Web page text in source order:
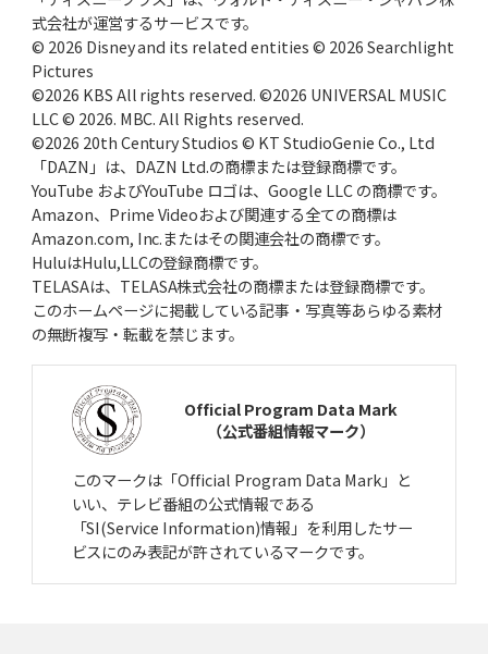
式会社が運営するサービスです。
© 2026 Disney and its related entities © 2026 Searchlight
Pictures
©2026 KBS All rights reserved. ©2026 UNIVERSAL MUSIC
LLC © 2026. MBC. All Rights reserved.
©2026 20th Century Studios © KT StudioGenie Co., Ltd
「DAZN」は、DAZN Ltd.の商標または登録商標です。
YouTube およびYouTube ロゴは、Google LLC の商標です。
Amazon、Prime Videoおよび関連する全ての商標は
Amazon.com, Inc.またはその関連会社の商標です。
HuluはHulu,LLCの登録商標です。
TELASAは、TELASA株式会社の商標または登録商標です。
このホームページに掲載している記事・写真等あらゆる素材
の無断複写・転載を禁じます。
Official Program Data Mark
（公式番組情報マーク）
このマークは「Official Program Data Mark」と
いい、テレビ番組の公式情報である
「SI(Service Information)情報」を利用したサー
ビスにのみ表記が許されているマークです。